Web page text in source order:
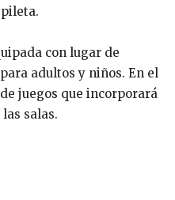
con lugar de
adultos y niños. En el
juegos que incorporará
salas.